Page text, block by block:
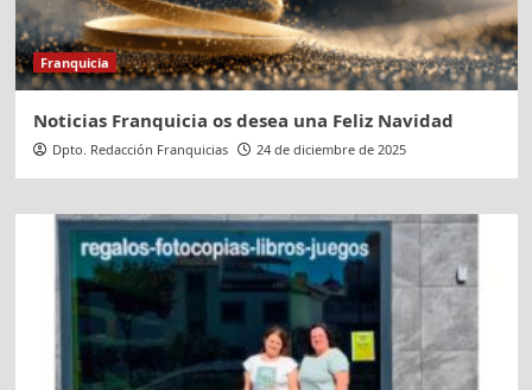
Franquicia
Noticias Franquicia os desea una Feliz Navidad
Dpto. Redacción Franquicias 24 de diciembre de 2025